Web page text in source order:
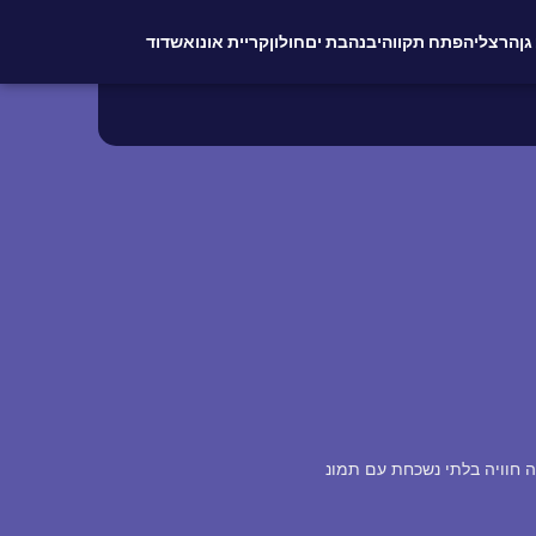
אשדודקריית אונוחולוןבת יםיבנהפתח תקווההרצליה
חוויה בלתי נשכחת עם תמונ